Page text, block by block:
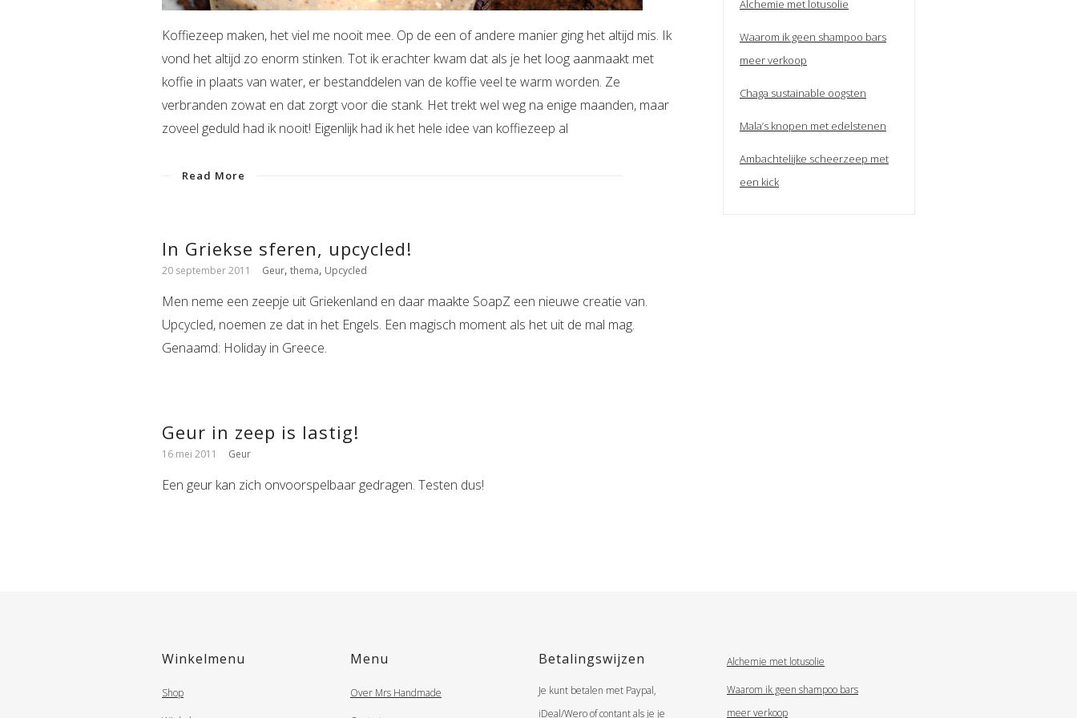
Koffiezeep maken, het viel me nooit mee. Op de een of andere manier ging het altijd mis. Ik
vond het altijd zo enorm stinken. Tot ik erachter kwam dat als je het loog aanmaakt met
koffie in plaats van water, er bestanddelen van de koffie veel te warm worden. Ze
verbranden zowat en dat zorgt voor die stank. Het trekt wel weg na enige maanden, maar
zoveel geduld had ik nooit! Eigenlijk had ik het hele idee van koffiezeep al
Read More
In Griekse sferen, upcycled!
20 september 2011 Geur, thema, Upcycled
Men neme een zeepje uit Griekenland en daar maakte SoapZ een nieuwe creatie van.
Upcycled, noemen ze dat in het Engels. Een magisch moment als het uit de mal mag.
Genaamd: Holiday in Greece.
Geur in zeep is lastig!
16 mei 2011 Geur
Een geur kan zich onvoorspelbaar gedragen. Testen dus!
Alchemie met lotusolie
Waarom ik geen shampoo bars
meer verkoop
Chaga sustainable oogsten
Mala’s knopen met edelstenen
Ambachtelijke scheerzeep met
een kick
Winkelmenu
Shop
Menu
Over Mrs Handmade
Betalingswijzen
Je kunt betalen met Paypal,
iDeal/Wero of contant als je je
Alchemie met lotusolie
Waarom ik geen shampoo bars
meer verkoop